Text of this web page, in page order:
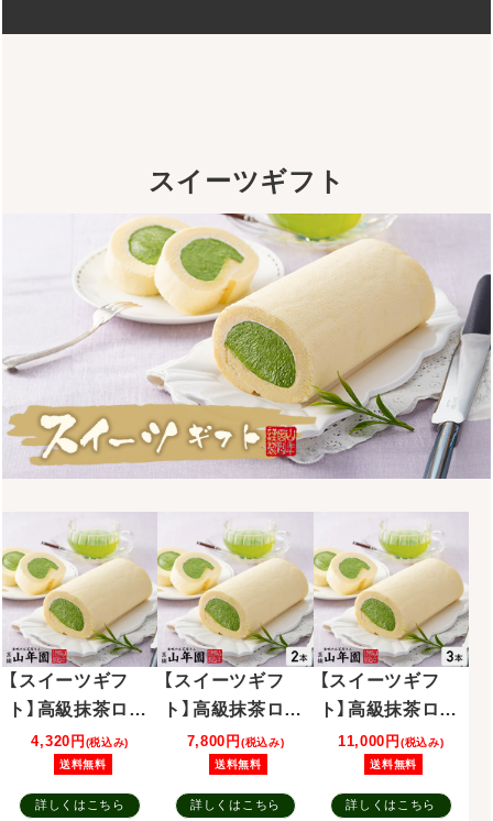
スイーツギフト
【スイーツギフ
ト】高級抹茶ロー
ルケーキ 1本
4,320円 (税込み)
送料無料
詳しくはこちら
【スイーツギフ
ト】高級抹茶ロー
ルケーキ 2本セ
7,800円 (税込み)
送料無料
詳しくはこちら
【スイーツギフ
ト】高級抹茶ロー
ルケーキ 3本セ
11,000円 (税込み)
送料無料
詳しくはこちら